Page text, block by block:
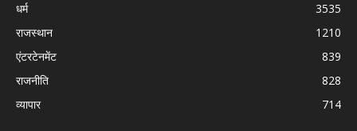
धर्म
3535
राजस्थान
1210
एंटरटेनमेंट
839
राजनीति
828
व्यापार
714